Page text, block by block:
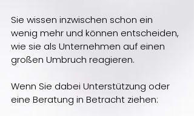
Sie wissen inzwischen schon ein
wenig mehr und können entscheiden,
wie sie als Unternehmen auf einen
großen Umbruch reagieren.
Wenn Sie dabei Unterstützung oder
eine Beratung in Betracht ziehen: